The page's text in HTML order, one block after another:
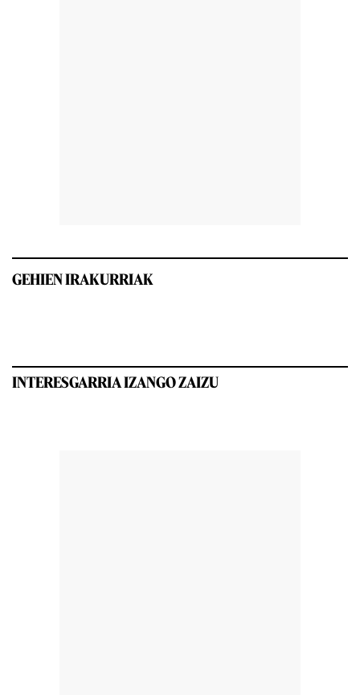
GEHIEN IRAKURRIAK
INTERESGARRIA IZANGO ZAIZU